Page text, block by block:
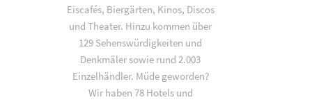
Eiscafés, Biergärten, Kinos, Discos
und Theater. Hinzu kommen über
129 Sehenswürdigkeiten und
Denkmäler sowie rund 2.003
Einzelhändler. Müde geworden?
Wir haben 78 Hotels und